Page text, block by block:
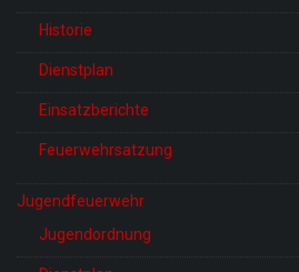
Historie
Dienstplan
Einsatzberichte
Feuerwehrsatzung
Jugendfeuerwehr
Jugendordnung